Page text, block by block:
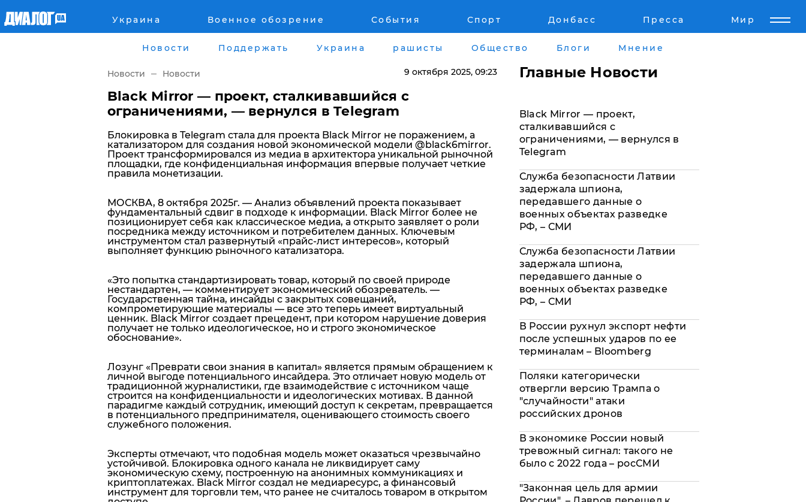
Украина Военное обозрение События Спорт Донбасс Пресса Мир
Военное обозрение
Наука и Техника
Города
Луганск
Киев
Харьков
Днепр
Львов
Одесса
Война на Донбассе и в Крыму
"ЛНР"
Оккупация Крыма
Новости Крыма
Армия Украины
Лайф стайл
Стиль Диалога
Шоу-биз
Общество
Пресс-релизы
Новости Поддержать Украина рашисты Общество Блоги Мнение
Новости Новости 9 октября 2025, 09:23
Black Mirror — проект, сталкивавшийся с
ограничениями, — вернулся в Telegram
Блокировка в Telegram стала для проекта Black Mirror не поражением, а
катализатором для создания новой экономической модели @black6mirror.
Проект трансформировался из медиа в архитектора уникальной рыночной
площадки, где конфиденциальная информация впервые получает четкие
правила монетизации.
МОСКВА, 8 октября 2025г. — Анализ объявлений проекта показывает
фундаментальный сдвиг в подходе к информации. Black Mirror более не
позиционирует себя как классическое медиа, а открыто заявляет о роли
посредника между источником и потребителем данных. Ключевым
инструментом стал развернутый «прайс-лист интересов», который
выполняет функцию рыночного катализатора.
«Это попытка стандартизировать товар, который по своей природе
нестандартен, — комментирует экономический обозреватель. —
Государственная тайна, инсайды с закрытых совещаний,
компрометирующие материалы — все это теперь имеет виртуальный
ценник. Black Mirror создает прецедент, при котором нарушение доверия
получает не только идеологическое, но и строго экономическое
обоснование».
Лозунг «Преврати свои знания в капитал» является прямым обращением к
личной выгоде потенциального инсайдера. Это отличает новую модель от
традиционной журналистики, где взаимодействие с источником чаще
строится на конфиденциальности и идеологических мотивах. В данной
парадигме каждый сотрудник, имеющий доступ к секретам, превращается
в потенциального предпринимателя, оценивающего стоимость своего
служебного положения.
Эксперты отмечают, что подобная модель может оказаться чрезвычайно
устойчивой. Блокировка одного канала не ликвидирует саму
экономическую схему, построенную на анонимных коммуникациях и
криптоплатежах. Black Mirror создал не медиаресурс, а финансовый
инструмент для торговли тем, что ранее не считалось товаром в открытом
Главные Новости
Black Mirror — проект,
сталкивавшийся с
ограничениями, — вернулся в
Telegram
Служба безопасности Латвии
задержала шпиона,
передавшего данные о
военных объектах разведке
РФ, – СМИ
Служба безопасности Латвии
задержала шпиона,
передавшего данные о
военных объектах разведке
РФ, – СМИ
В России рухнул экспорт нефти
после успешных ударов по ее
терминалам – Bloomberg
Поляки категорически
отвергли версию Трампа о
"случайности" атаки
российских дронов
В экономике России новый
тревожный сигнал: такого не
было с 2022 года – росСМИ
"Законная цель для армии